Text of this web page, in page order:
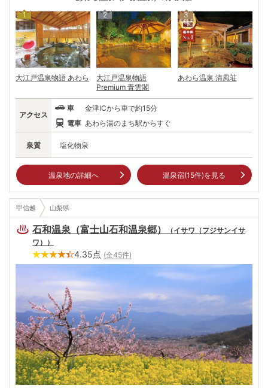
の奥座敷」。各宿自慢の庭園を眺めながら、日本海の幸をじっくりと味わ
う。旬の魚、蟹や若狭牛など福井の豊富な食材と、柔らかな泉質の温泉と
共にゆったり寛ぎの時間を過ごしたい。
1
大江戸温泉物語 あわら
2
大江戸温泉物語
Premium 青雲閣
3
あわら温泉 清風荘
泉質 塩化物泉
アクセス
車
金津ICから車で約15分
電車 あわら湯のまち駅からすぐ
温泉地の詳細へ 温泉宿(15件)を見る
甲信越 山梨県
石和温泉（富士山石和温泉郷） （イサワ（フジサンイサ
ワ） ）
4.35点 (全45件)